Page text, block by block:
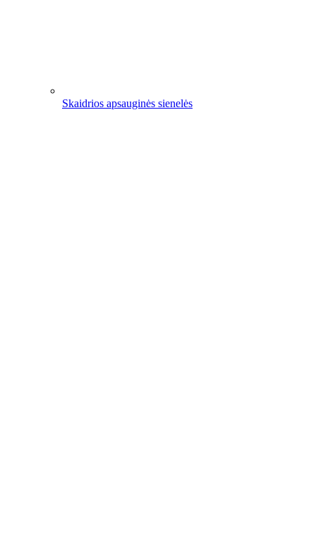
Skaidrios apsauginės sienelės